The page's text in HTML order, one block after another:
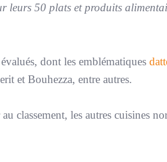
leurs 50 plats et produits
dont les emblématiques
et Bouhezza, entre autres.
classement, les autres cuisines